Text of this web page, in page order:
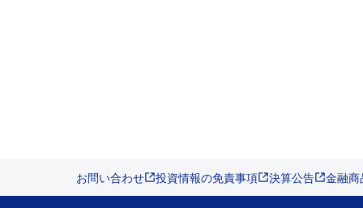
お問い合わせ 投資情報の免責事項 決算公告 金融